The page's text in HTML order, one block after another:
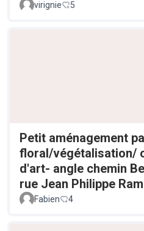
virignie 5
Petit aménagement
floral/végétalisation/
d'art- angle chemin
rue Jean Philippe
Fabien 4